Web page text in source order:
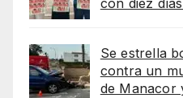
con diez
Se estrella
contra un
de Manacor